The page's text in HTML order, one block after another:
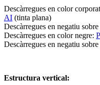
Descàrregues en color
AI (tinta plana)
Descàrregues en negatiu
Descàrregues en color negre:
Descàrregues en negatiu
Estructura vertical: